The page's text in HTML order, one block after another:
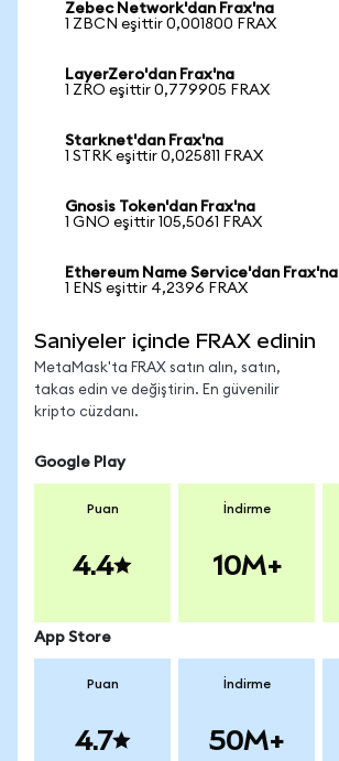
Zebec Network'dan Frax'na
1 ZBCN eşittir 0,001800 FRAX
LayerZero'dan Frax'na
1 ZRO eşittir 0,779905 FRAX
Starknet'dan Frax'na
1 STRK eşittir 0,025811 FRAX
Gnosis Token'dan Frax'na
1 GNO eşittir 105,5061 FRAX
Ethereum Name Service'dan Frax'na
1 ENS eşittir 4,2396 FRAX
Saniyeler içinde FRAX edinin
MetaMask'ta FRAX satın alın, satın,
takas edin ve değiştirin. En güvenilir
kripto cüzdanı.
Google Play
Puan
4.4
İndirme
10M+
App Store
Puan
4.7
İndirme
50M+